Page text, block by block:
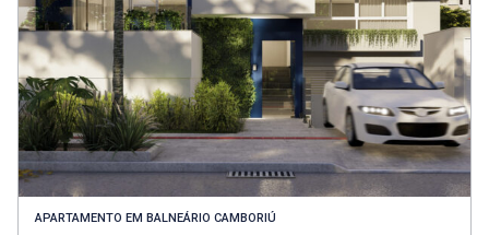
APARTAMENTO EM BALNEÁRIO CAMBORIÚ